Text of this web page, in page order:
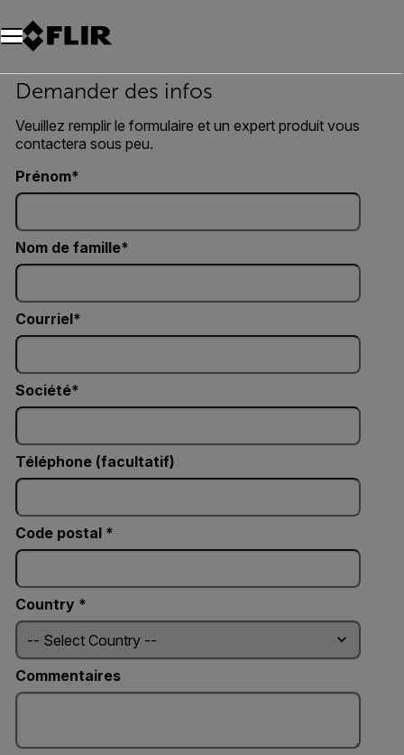
Unread messages
Modèle
Supprimer
articles
article
Ajouter au panier
Ajouté au panier
Demander des infos
Veuillez remplir le formulaire et un expert produit vous
contactera sous peu.
Prénom
Nom de famille
Courriel
Société
Téléphone (facultatif)
Code postal *
Country *
Commentaires